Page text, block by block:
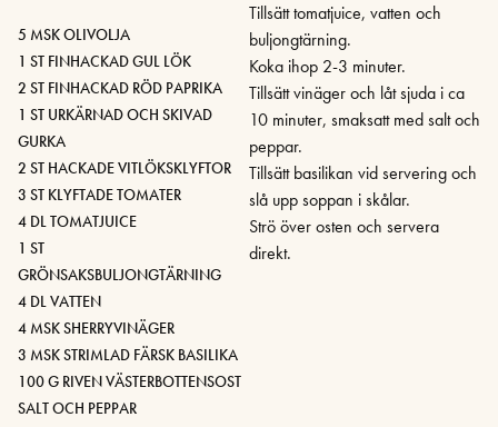
5 MSK OLIVOLJA
1 ST FINHACKAD GUL LÖK
2 ST FINHACKAD RÖD PAPRIKA
1 ST URKÄRNAD OCH SKIVAD
GURKA
2 ST HACKADE VITLÖKSKLYFTOR
3 ST KLYFTADE TOMATER
4 DL TOMATJUICE
1 ST
GRÖNSAKSBULJONGTÄRNING
4 DL VATTEN
4 MSK SHERRYVINÄGER
3 MSK STRIMLAD FÄRSK BASILIKA
100 G RIVEN VÄSTERBOTTENSOST
SALT OCH PEPPAR
Tillsätt tomatjuice, vatten och
buljongtärning.
Koka ihop 2-3 minuter.
Tillsätt vinäger och låt sjuda i ca
10 minuter, smaksatt med salt och
peppar.
Tillsätt basilikan vid servering och
slå upp soppan i skålar.
Strö över osten och servera
direkt.